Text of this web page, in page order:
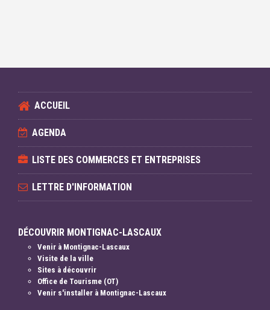
ACCUEIL
AGENDA
LISTE DES COMMERCES ET ENTREPRISES
LETTRE D'INFORMATION
DÉCOUVRIR MONTIGNAC-LASCAUX
Venir à Montignac-Lascaux
Visite de la ville
Sites à découvrir
Office de Tourisme (OT)
Venir s'installer à Montignac-Lascaux